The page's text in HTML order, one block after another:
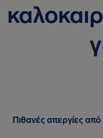
Πιθανές απεργίες από